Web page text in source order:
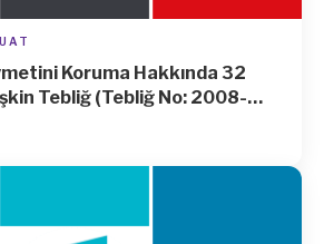
Koruma Hakkında 32
Tebliğ (Tebliğ No: 2008-
Yapılmasına Dair Tebliğ